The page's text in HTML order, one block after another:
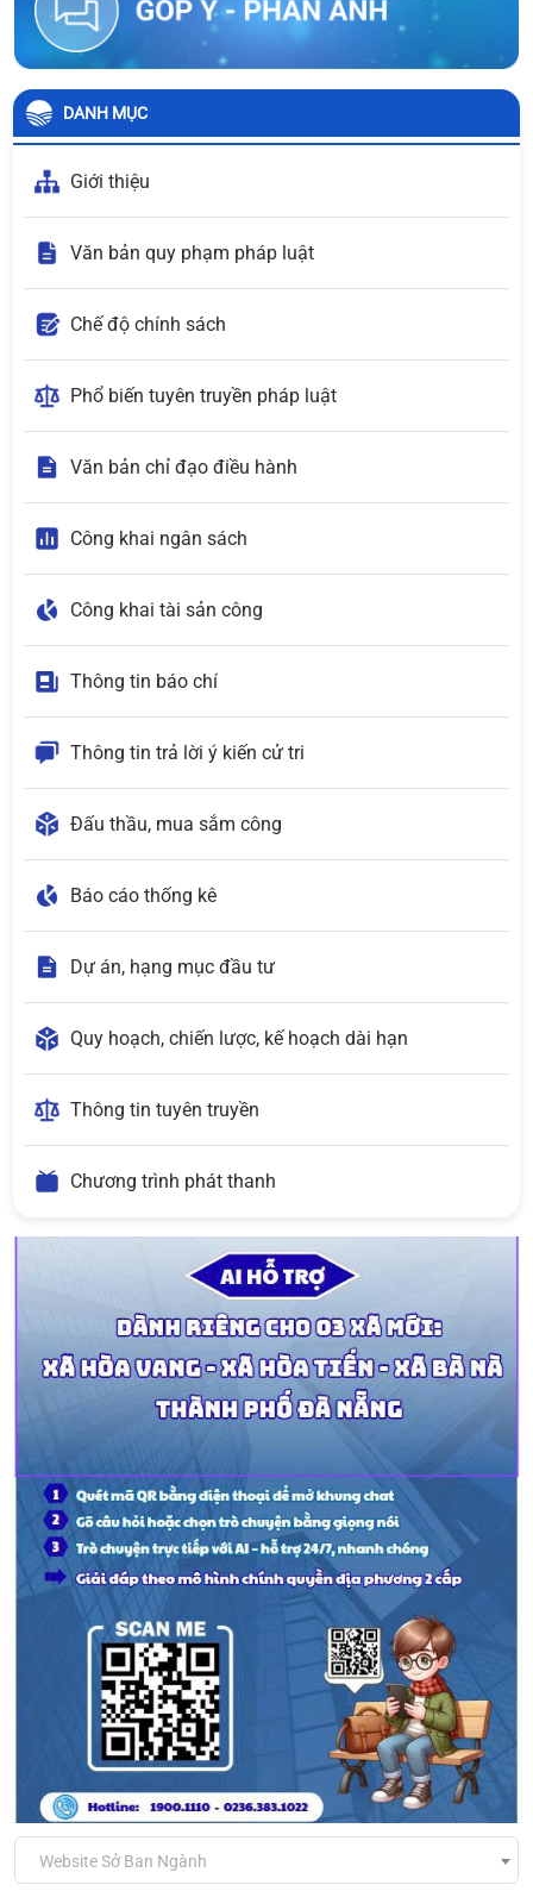
DANH MỤC
Giới thiệu
Văn bản quy phạm pháp luật
Chế độ chính sách
Phổ biến tuyên truyền pháp luật
Văn bản chỉ đạo điều hành
Công khai ngân sách
Công khai tài sản công
Thông tin báo chí
Thông tin trả lời ý kiến cử tri
Đấu thầu, mua sắm công
Báo cáo thống kê
Dự án, hạng mục đầu tư
Quy hoạch, chiến lược, kế hoạch dài hạn
Thông tin tuyên truyền
Chương trình phát thanh
Website Sở Ban Ngành